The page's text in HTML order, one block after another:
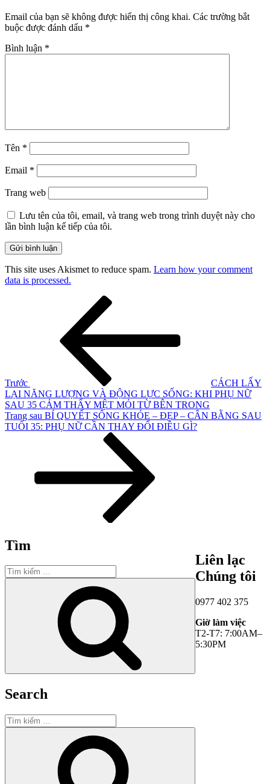
Email của bạn sẽ không được hiển thị công khai. Các trường bắt
buộc được đánh dấu *
Bình luận *
Tên *
Email *
Trang web
Lưu tên của tôi, email, và trang web trong trình duyệt này cho
lần bình luận kế tiếp của tôi.
This site uses Akismet to reduce spam. Learn how your comment
data is processed.
Trước
CÁCH LẤY
LẠI NĂNG LƯỢNG VÀ ĐỘNG LỰC SỐNG: KHI PHỤ NỮ
SAU 35 CẢM THẤY MỆT MỎI TỪ BÊN TRONG
Bài
tiếp
Trang sau BÍ QUYẾT SỐNG KHỎE – ĐẸP – CÂN BẰNG SAU
TUỔI 35: PHỤ NỮ CẦN THAY ĐỔI ĐIỀU GÌ?
Tìm
Tìm
kiếm:
Tìm
Liên lạc
Chúng tôi
0977 402 375
Giờ làm việc
T2-T7: 7:00AM–
5:30PM
Search
Tìm
kiếm: